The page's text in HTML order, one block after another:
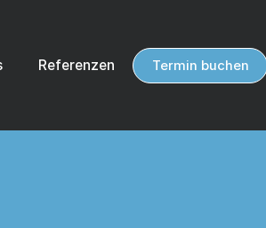
Referenzen Termin buchen